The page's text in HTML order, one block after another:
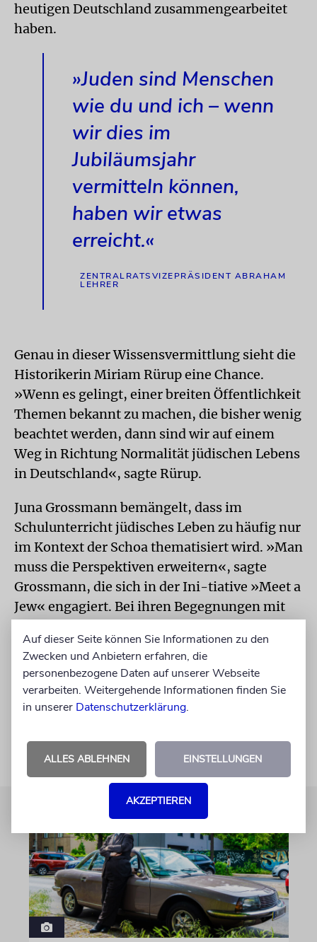
heutigen Deutschland zusammengearbeitet
haben.
»Juden sind Menschen
wie du und ich – wenn
wir dies im
Jubiläumsjahr
vermitteln können,
haben wir etwas
erreicht.«
ZENTRALRATSVIZEPRÄSIDENT ABRAHAM
LEHRER
Genau in dieser Wissensvermittlung sieht die
Historikerin Miriam Rürup eine Chance.
»Wenn es gelingt, einer breiten Öffentlichkeit
Themen bekannt zu machen, die bisher wenig
beachtet werden, dann sind wir auf einem
Weg in Richtung Normalität jüdischen Lebens
in Deutschland«, sagte Rürup.
Juna Grossmann bemängelt, dass im
Schulunterricht jüdisches Leben zu häufig nur
im Kontext der Schoa thematisiert wird. »Man
muss die Perspektiven erweitern«, sagte
Grossmann, die sich in der Ini-tiative »Meet a
Jew« engagiert. Bei ihren Begegnungen mit
»viel weniger Scheu haben, Fragen zu
stellen«. Mehr Menschen die Befangenheit zu
nehmen, ist für Grossmann eine der Aufgaben
im Jubiläumsjahr.
Auf dieser Seite können Sie Informationen zu den
Zwecken und Anbietern erfahren, die
personenbezogene Daten auf unserer Webseite
verarbeiten. Weitergehende Informationen finden Sie
in unserer Datenschutzerklärung.
ALLES ABLEHNEN EINSTELLUNGEN
AKZEPTIEREN